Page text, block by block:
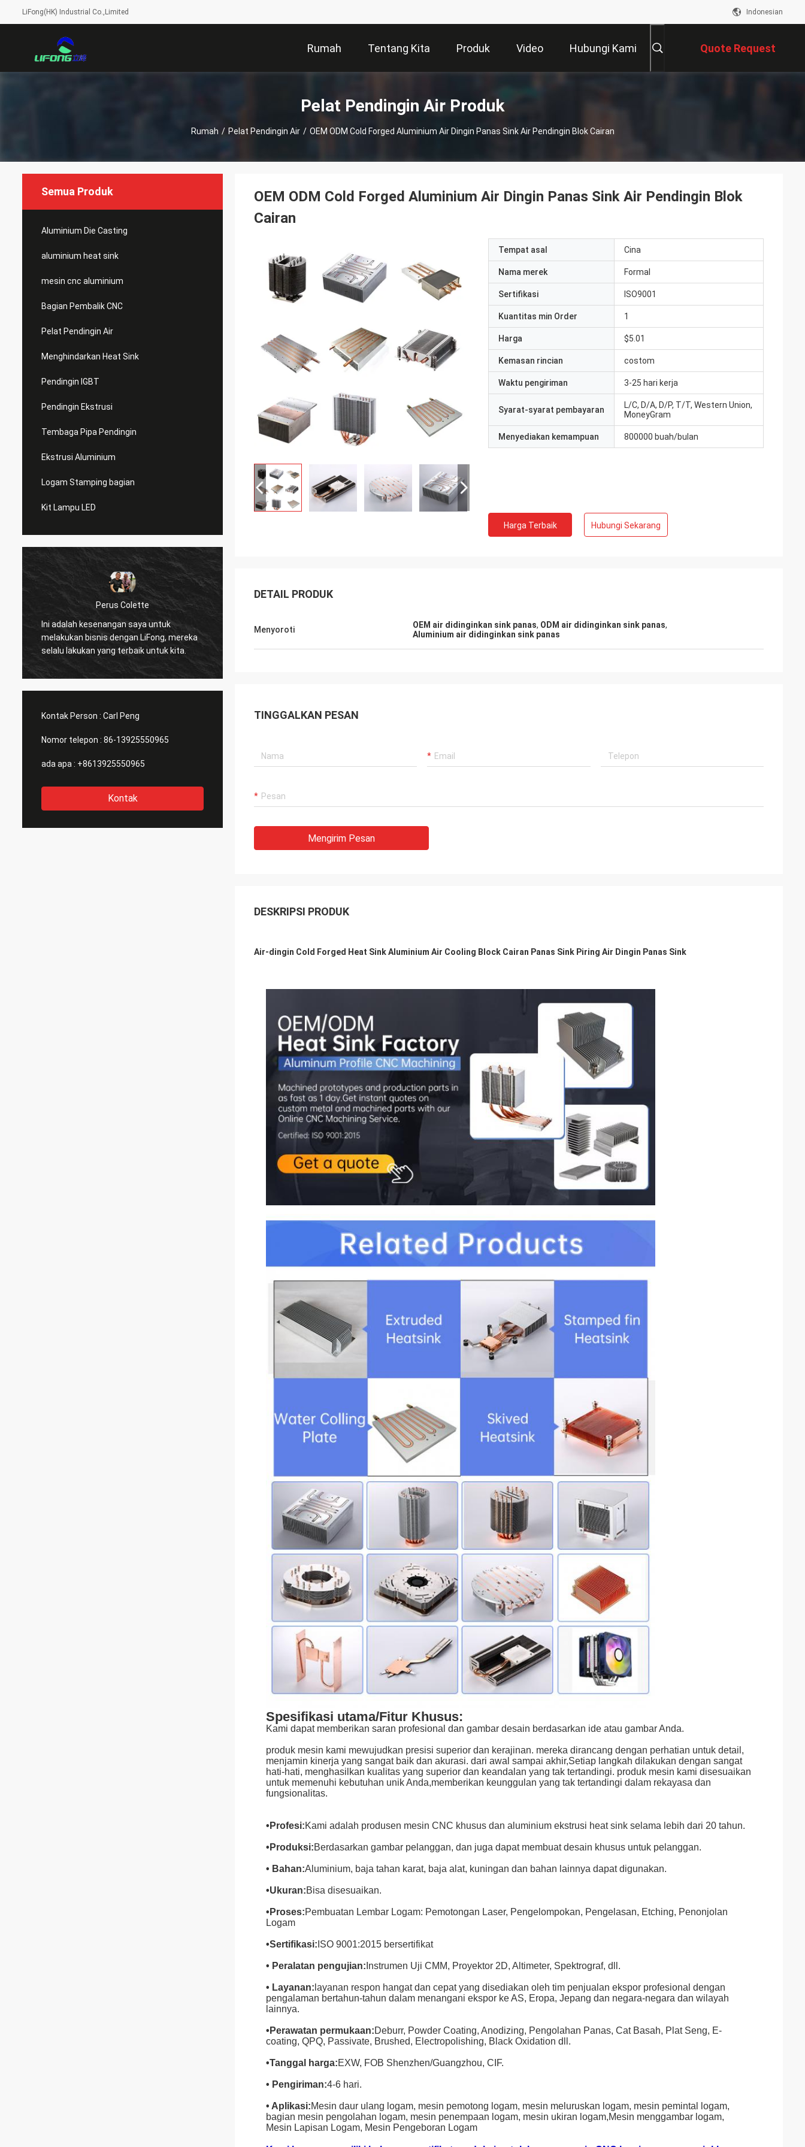
LiFong(HK) Industrial Co.,Limited Indonesian
Rumah Tentang Kita Produk Video Hubungi Kami Quote Request
Pelat Pendingin Air Produk
Rumah / Pelat Pendingin Air / OEM ODM Cold Forged Aluminium Air Dingin Panas Sink Air Pendingin Blok Cairan
Semua Produk
Aluminium Die Casting
aluminium heat sink
mesin cnc aluminium
Bagian Pembalik CNC
Pelat Pendingin Air
Menghindarkan Heat Sink
Pendingin IGBT
Pendingin Ekstrusi
Tembaga Pipa Pendingin
Ekstrusi Aluminium
Logam Stamping bagian
Kit Lampu LED
Perus Colette
Ini adalah kesenangan saya untuk
melakukan bisnis dengan LiFong, mereka
selalu lakukan yang terbaik untuk kita.
Robin Seifert
disediakan oleh LiFong. Mereka benar-
Ini benar kita menikmati melakukan bisnis
LiFong adalah salah satu vendor yang kita
Kontak Person : Carl Peng
Nomor telepon : 86-13925550965
ada apa : +8613925550965
Kontak
OEM ODM Cold Forged Aluminium Air Dingin Panas Sink Air Pendingin Blok
Cairan
Tempat asal Cina
Nama merek Formal
Sertifikasi ISO9001
Kuantitas min Order 1
Harga $5.01
Kemasan rincian costom
Waktu pengiriman 3-25 hari kerja
Syarat-syarat pembayaran
L/C, D/A, D/P, T/T, Western Union,
MoneyGram
Menyediakan kemampuan 800000 buah/bulan
Harga Terbaik Hubungi Sekarang
DETAIL PRODUK
Menyoroti OEM air didinginkan sink panas, ODM air didinginkan sink panas,
Aluminium air didinginkan sink panas
TINGGALKAN PESAN
Mengirim Pesan
DESKRIPSI PRODUK
Air-dingin Cold Forged Heat Sink Aluminium Air Cooling Block Cairan Panas Sink Piring Air Dingin Panas Sink
Spesifikasi utama/Fitur Khusus:
Kami dapat memberikan saran profesional dan gambar desain berdasarkan ide atau gambar Anda.
produk mesin kami mewujudkan presisi superior dan kerajinan. mereka dirancang dengan perhatian untuk detail,
menjamin kinerja yang sangat baik dan akurasi. dari awal sampai akhir,Setiap langkah dilakukan dengan sangat
hati-hati, menghasilkan kualitas yang superior dan keandalan yang tak tertandingi. produk mesin kami disesuaikan
untuk memenuhi kebutuhan unik Anda,memberikan keunggulan yang tak tertandingi dalam rekayasa dan
fungsionalitas.
•Profesi:Kami adalah produsen mesin CNC khusus dan aluminium ekstrusi heat sink selama lebih dari 20 tahun.
•Produksi:Berdasarkan gambar pelanggan, dan juga dapat membuat desain khusus untuk pelanggan.
• Bahan:Aluminium, baja tahan karat, baja alat, kuningan dan bahan lainnya dapat digunakan.
•Ukuran:Bisa disesuaikan.
•Proses:Pembuatan Lembar Logam: Pemotongan Laser, Pengelompokan, Pengelasan, Etching, Penonjolan
Logam
•Sertifikasi: ISO 9001:2015 bersertifikat
• Peralatan pengujian: Instrumen Uji CMM, Proyektor 2D, Altimeter, Spektrograf, dll.
• Layanan: layanan respon hangat dan cepat yang disediakan oleh tim penjualan ekspor profesional dengan
pengalaman bertahun-tahun dalam menangani ekspor ke AS, Eropa, Jepang dan negara-negara dan wilayah
lainnya.
•Perawatan permukaan:Deburr, Powder Coating, Anodizing, Pengolahan Panas, Cat Basah, Plat Seng, E-
coating, QPQ, Passivate, Brushed, Electropolishing, Black Oxidation dll.
•Tanggal harga:EXW, FOB Shenzhen/Guangzhou, CIF.
• Pengiriman:4-6 hari.
• Aplikasi:Mesin daur ulang logam, mesin pemotong logam, mesin meluruskan logam, mesin pemintal logam,
bagian mesin pengolahan logam, mesin penempaan logam, mesin ukiran logam,Mesin menggambar logam,
Mesin Lapisan Logam, Mesin Pengeboran Logam